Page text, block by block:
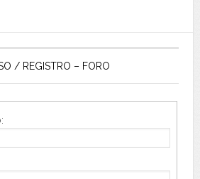
/ REGISTRO – FORO